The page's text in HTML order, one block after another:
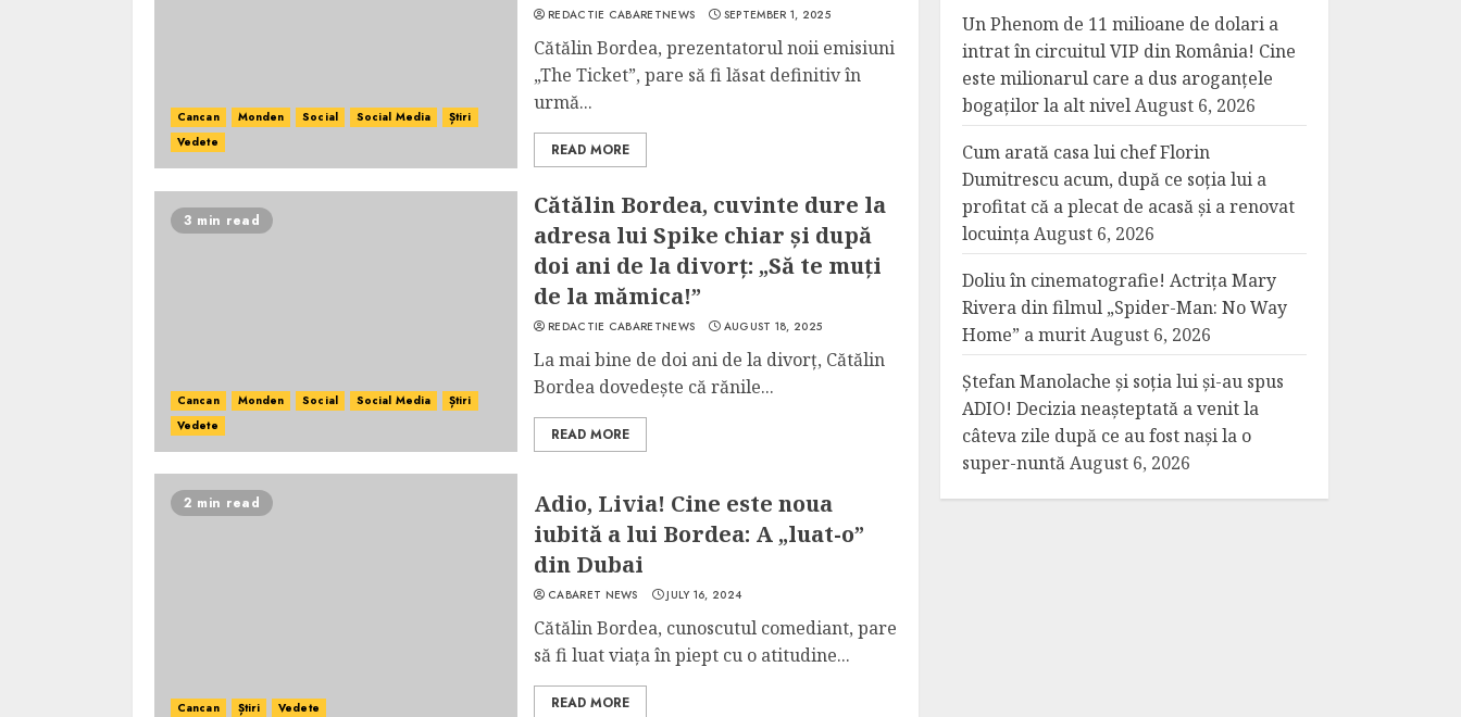
Cancan Monden Social Social Media
Știri
Vedete
REDACTIE CABARETNEWS SEPTEMBER 1, 2025
Cătălin Bordea, prezentatorul noii emisiuni
„The Ticket”, pare să fi lăsat definitiv în
urmă...
READ MORE
3 min read
Cancan Monden Social Social Media
Știri
Vedete
Cătălin Bordea, cuvinte dure la
adresa lui Spike chiar și după
doi ani de la divorț: „Să te muți
de la mămica!”
REDACTIE CABARETNEWS AUGUST 18, 2025
La mai bine de doi ani de la divorț, Cătălin
Bordea dovedește că rănile...
READ MORE
2 min read
Cancan Știri Vedete
Adio, Livia! Cine este noua
iubită a lui Bordea: A „luat-o”
din Dubai
CABARET NEWS JULY 16, 2024
Cătălin Bordea, cunoscutul comediant, pare
să fi luat viața în piept cu o atitudine...
READ MORE
Un Phenom de 11 milioane de dolari a
intrat în circuitul VIP din România! Cine
este milionarul care a dus aroganțele
bogaților la alt nivelAugust 6, 2026
Cum arată casa lui chef Florin
Dumitrescu acum, după ce soția lui a
profitat că a plecat de acasă și a renovat
locuințaAugust 6, 2026
Doliu în cinematografie! Actrița Mary
Rivera din filmul „Spider-Man: No Way
Home” a muritAugust 6, 2026
Ștefan Manolache și soția lui și-au spus
ADIO! Decizia neașteptată a venit la
câteva zile după ce au fost nași la o
super-nuntăAugust 6, 2026